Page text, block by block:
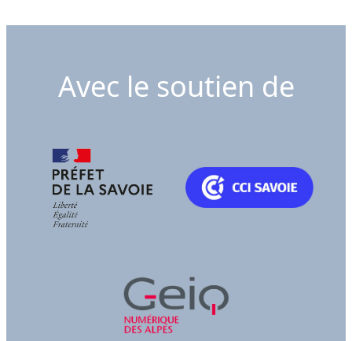
Avec le soutien de